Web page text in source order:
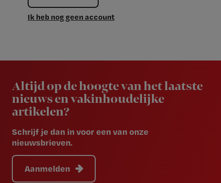
Ik heb nog geen account
Altijd op de hoogte van het laatste
nieuws en vakinhoudelijke
artikelen?
Schrijf je dan in voor een van onze
nieuwsbrieven.
Aanmelden